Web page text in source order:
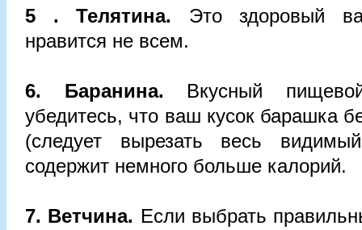
5 . Телятина. Это здоровый
нравится не всем.
6. Баранина. Вкусный
убедитесь, что ваш кусок барашка
(следует вырезать весь
содержит немного больше калорий.
7. Ветчина. Если выбрать